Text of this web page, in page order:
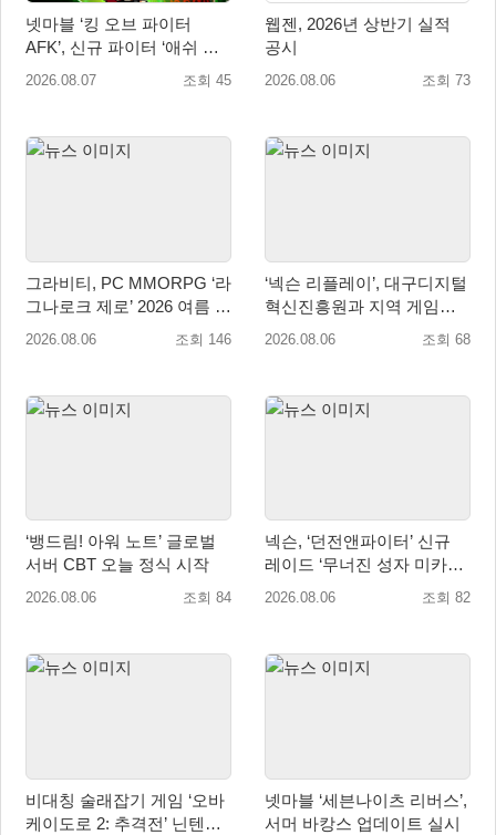
넷마블 ‘킹 오브 파이터
AFK’, 신규 파이터 ‘애쉬 크
림존’ 업데이트
2026.08.07 조회 45
웹젠, 2026년 상반기 실적
공시
2026.08.06 조회 73
그라비티, PC MMORPG ‘라
그나로크 제로’ 2026 여름 프
로모션 진행!
2026.08.06 조회 146
‘넥슨 리플레이’, 대구디지털
혁신진흥원과 지역 게임산
업 육성 위한 업무협약 체결
2026.08.06 조회 68
‘뱅드림! 아워 노트’ 글로벌
서버 CBT 오늘 정식 시작
2026.08.06 조회 84
넥슨, ‘던전앤파이터’ 신규
레이드 ‘무너진 성자 미카엘
라’ 업데이트!
2026.08.06 조회 82
비대칭 술래잡기 게임 ‘오바
케이도로 2: 추격전’ 닌텐도
넷마블 ‘세븐나이츠 리버스’,
서머 바캉스 업데이트 실시